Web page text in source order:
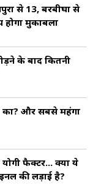
से 13, बरबीघा से
होगा मुकाबला
के बाद क‍ितनी
का? और सबसे महंगा
फैक्टर... क्या ये
की लड़ाई है?